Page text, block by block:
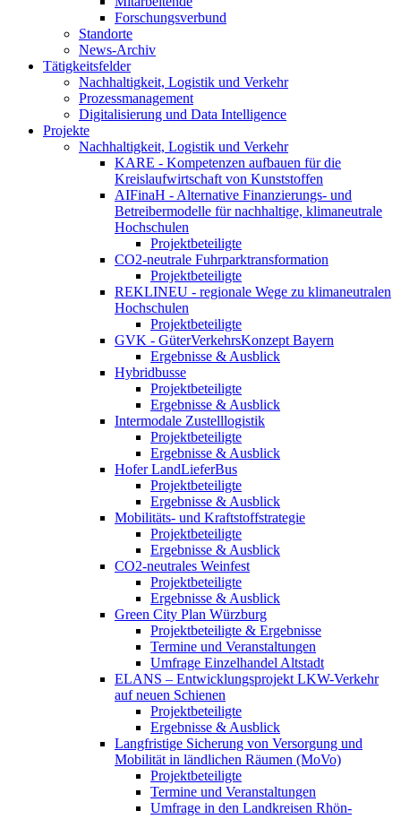
Forschungsverbund
Standorte
News-Archiv
Tätigkeitsfelder
Nachhaltigkeit, Logistik und Verkehr
Prozessmanagement
Digitalisierung und Data Intelligence
Projekte
Nachhaltigkeit, Logistik und Verkehr
KARE - Kompetenzen aufbauen für die
Kreislaufwirtschaft von Kunststoffen
AIFinaH - Alternative Finanzierungs- und
Betreibermodelle für nachhaltige, klimaneutrale
Hochschulen
Projektbeteiligte
CO2-neutrale Fuhrparktransformation
Projektbeteiligte
REKLINEU - regionale Wege zu klimaneutralen
Hochschulen
Projektbeteiligte
GVK - GüterVerkehrsKonzept Bayern
Ergebnisse & Ausblick
Hybridbusse
Projektbeteiligte
Ergebnisse & Ausblick
Intermodale Zustelllogistik
Projektbeteiligte
Ergebnisse & Ausblick
Hofer LandLieferBus
Projektbeteiligte
Ergebnisse & Ausblick
Mobilitäts- und Kraftstoffstrategie
Projektbeteiligte
Ergebnisse & Ausblick
CO2-neutrales Weinfest
Projektbeteiligte
Ergebnisse & Ausblick
Green City Plan Würzburg
Projektbeteiligte & Ergebnisse
Termine und Veranstaltungen
Umfrage Einzelhandel Altstadt
ELANS – Entwicklungsprojekt LKW-Verkehr
auf neuen Schienen
Projektbeteiligte
Ergebnisse & Ausblick
Langfristige Sicherung von Versorgung und
Mobilität in ländlichen Räumen (MoVo)
Projektbeteiligte
Termine und Veranstaltungen
Umfrage in den Landkreisen Rhön-